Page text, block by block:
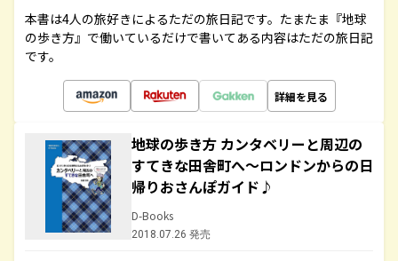
本書は4人の旅好きによるただの旅日記です。たまたま『地球
の歩き方』で働いているだけで書いてある内容はただの旅日記
です。
詳細を見る
地球の歩き方 カンタベリーと周辺の
すてきな田舎町へ～ロンドンからの日
帰りおさんぽガイド♪
D-Books
2018.07.26 発売